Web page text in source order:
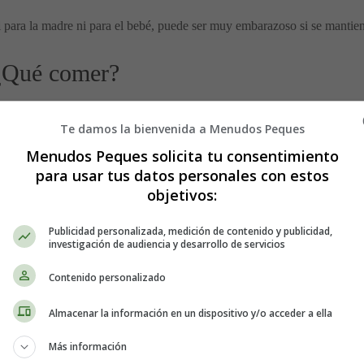
la madre ni para el bebé, puede ser muy embarazoso si se
comer?
efectivamente, que revises tu dieta y que:
no irritantes que favorecen el tránsito intestinal. Un consumo
la ingesta necesaria.
El agua fría, al estimular la mucosa gástrica, favorece el reflejo
o dos al día (agua, caldos, zumo de fruta fresca, leche,
manzanas, ciruelas pasas), así como alimentos ricos en fibra (pan
frutas cada día.
Te damos la bienvenida a Menudos Peques
Menudos Peques solicita tu consentimiento
para usar tus datos personales con estos
objetivos:
Publicidad personalizada, medición de contenido y publicidad,
investigación de audiencia y desarrollo de servicios
Contenido personalizado
Almacenar la información en un dispositivo y/o acceder a ella
Más información